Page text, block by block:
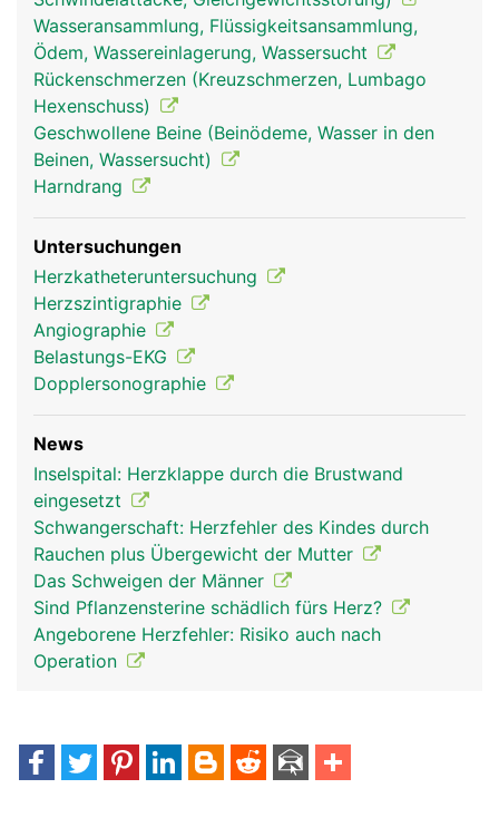
Wasseransammlung, Flüssigkeitsansammlung,
Ödem, Wassereinlagerung, Wassersucht
Rückenschmerzen (Kreuzschmerzen, Lumbago
Hexenschuss)
Geschwollene Beine (Beinödeme, Wasser in den
Beinen, Wassersucht)
Harndrang
Untersuchungen
Herzkatheteruntersuchung
Herzszintigraphie
Angiographie
Belastungs-EKG
Dopplersonographie
News
Inselspital: Herzklappe durch die Brustwand
eingesetzt
Schwangerschaft: Herzfehler des Kindes durch
Rauchen plus Übergewicht der Mutter
Das Schweigen der Männer
Sind Pflanzensterine schädlich fürs Herz?
Angeborene Herzfehler: Risiko auch nach
Operation